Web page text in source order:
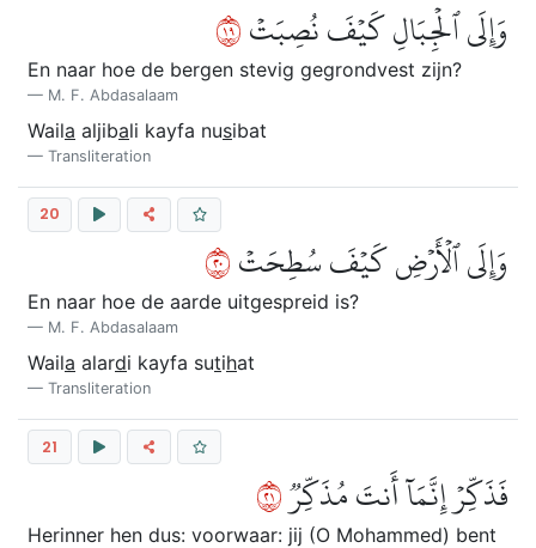
وَإِلَى ٱلۡجِبَالِ كَيۡفَ نُصِبَتۡ٩١
En naar hoe de bergen stevig gegrondvest zijn?
M. F. Abdasalaam
Waila aljibali kayfa nusibat
Transliteration
20
وَإِلَى ٱلۡأَرۡضِ كَيۡفَ سُطِحَتۡ٠٢
En naar hoe de aarde uitgespreid is?
M. F. Abdasalaam
Waila alardi kayfa sutihat
Transliteration
21
فَذَكِّرۡ إِنَّمَآ أَنتَ مُذَكِّرٞ١٢
Herinner hen dus: voorwaar: jij (O Mohammed) bent